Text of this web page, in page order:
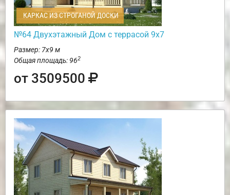
КАРКАС ИЗ СТРОГАНОЙ ДОСКИ
№64 Двухэтажный Дом с террасой 9х7
Размер: 7х9 м
Общая площадь: 962
от 3509500